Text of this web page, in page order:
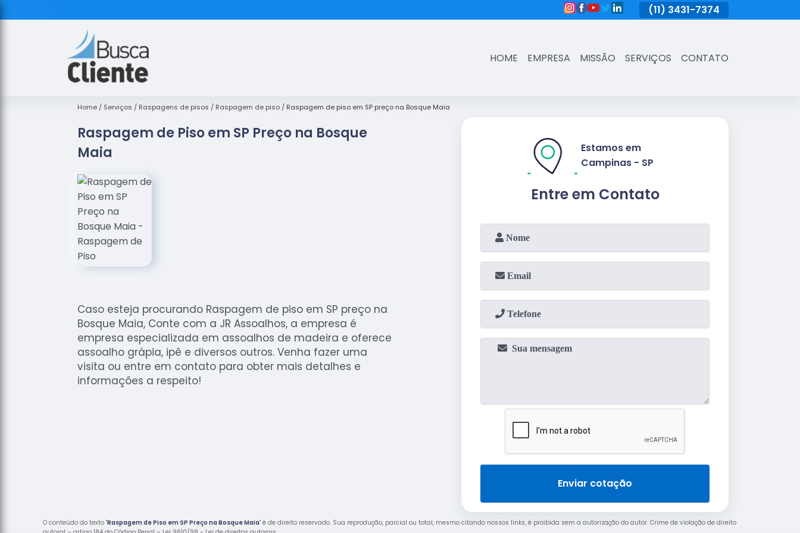
3431-7374 (11) 3431-7374
HOME EMPRESA MISSÃO SERVIÇOS CONTATO
Home Serviços Raspagens de pisos Raspagem de piso Raspagem de piso em SP preço na Bosque Maia
Raspagem de Piso em SP Preço na Bosque
Maia
Caso esteja procurando Raspagem de piso em SP preço na
Bosque Maia, Conte com a JR Assoalhos, a empresa é
empresa especializada em assoalhos de madeira e oferece
assoalho grápia, ipê e diversos outros. Venha fazer uma
visita ou entre em contato para obter mais detalhes e
informações a respeito!
Entre em Contato
Estamos em
Campinas - SP
Enviar cotação
O conteúdo do texto "Raspagem de Piso em SP Preço na Bosque Maia" é de direito reservado. Sua reprodução, parcial ou total, mesmo citando nossos links, é proibida sem a autorização do autor. Crime de violação de direito